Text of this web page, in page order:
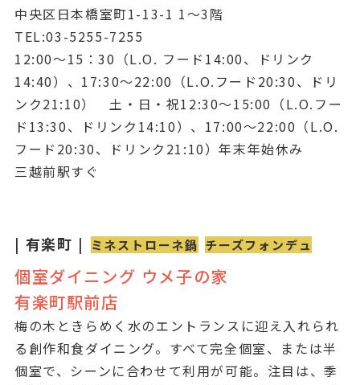
中央区日本橋室町1-13-1 1～3階
TEL:03-5255-7255
12:00～15：30（L.O. フード14:00、ドリンク
14:40）、17:30～22:00（L.O.フード20:30、ドリ
ンク21:10） 土・日・祝12:30～15:00（L.O.フー
ド13:30、ドリンク14:10）、17:00～22:00（L.O.
フード20:30、ドリンク21:10）年末年始休み
三越前駅すぐ
| 有楽町 | ミネストローネ鍋 チーズフォンデュ
個室ダイニング ウメ子の家
有楽町駅前店
梅の木ときらめく水のエントランスに迎え入れられ
る創作和食ダイニング。すべて完全個室、または半
個室で、シーンに合わせて利用が可能。注目は、季